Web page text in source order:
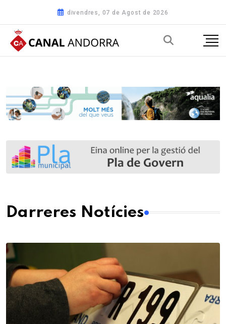
divendres, 07 de Agost de 2026
Darreres Notícies